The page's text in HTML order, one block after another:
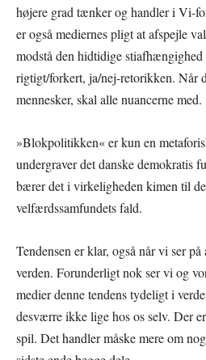
højere grad tænker og handler i Vi-
er også mediernes pligt at afspejle
modstå den hidtidige stiafhængighed
rigtigt/forkert, ja/nej-retorikken. Når
mennesker, skal alle nuancerne med.
»Blokpolitikken« er kun en
undergraver det danske demokratis
bærer det i virkeligheden kimen til
velfærdssamfundets fald.
Tendensen er klar, også når vi ser
verden. Forunderligt nok ser vi og
medier denne tendens tydeligt i
desværre ikke lige hos os selv. Der
spil. Det handler måske mere om